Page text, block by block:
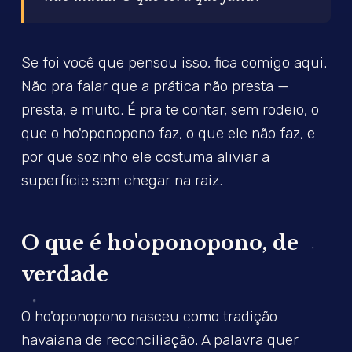
Se foi você que pensou isso, fica comigo aqui.
Não pra falar que a prática não presta —
presta, e muito. É pra te contar, sem rodeio, o
que o ho'oponopono faz, o que ele não faz, e
por que sozinho ele costuma aliviar a
superfície sem chegar na raiz.
O que é ho'oponopono, de
verdade
O ho'oponopono nasceu como tradição
havaiana de reconciliação. A palavra quer